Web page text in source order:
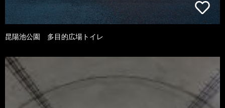
昆陽池公園 多目的広場トイレ